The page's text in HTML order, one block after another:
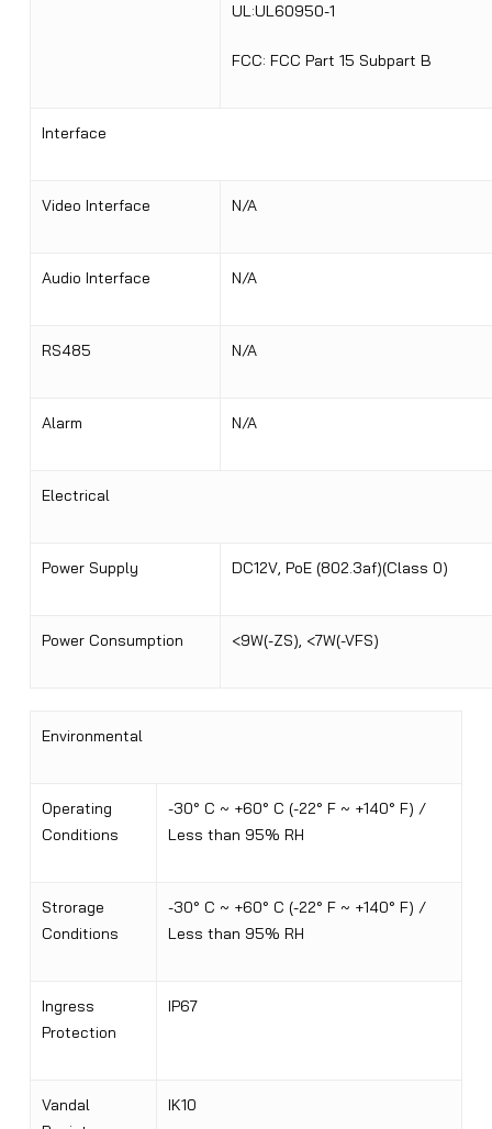
UL:UL60950-1
FCC: FCC Part 15 Subpart B
Interface
Video Interface N/A
Audio Interface N/A
RS485 N/A
Alarm N/A
Electrical
Power Supply DC12V, PoE (802.3af)(Class 0)
Power Consumption <9W(-ZS), <7W(-VFS)
Environmental
Operating
Conditions
-30° C ~ +60° C (-22° F ~ +140° F) /
Less than 95% RH
Strorage
Conditions
-30° C ~ +60° C (-22° F ~ +140° F) /
Less than 95% RH
Ingress
Protection
IP67
Vandal
IK10